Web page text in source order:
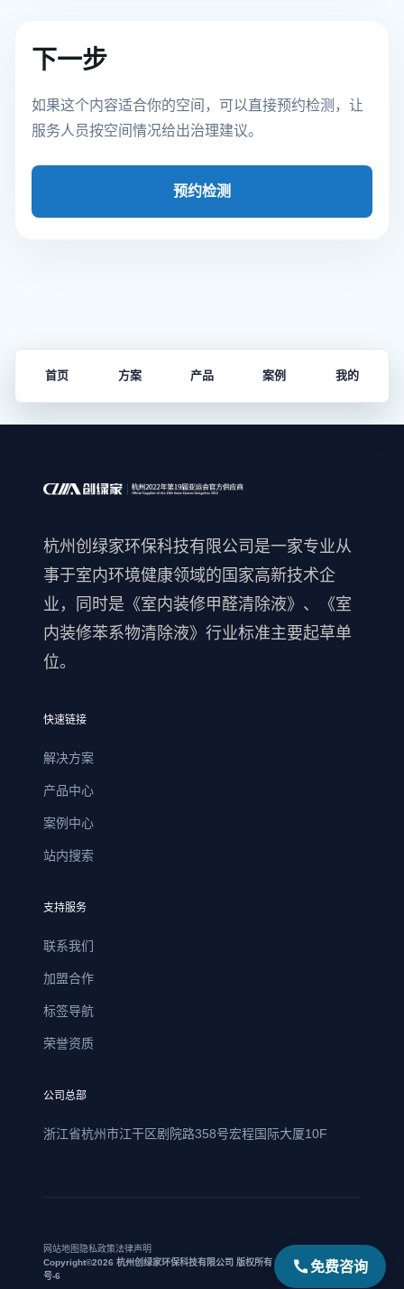
下一步
如果这个内容适合你的空间，可以直接预约检测，让
服务人员按空间情况给出治理建议。
预约检测
首页 方案 产品 案例 我的
杭州创绿家环保科技有限公司是一家专业从
事于室内环境健康领域的国家高新技术企
业，同时是《室内装修甲醛清除液》、《室
内装修苯系物清除液》行业标准主要起草单
位。
快速链接
解决方案
产品中心
案例中心
站内搜索
支持服务
联系我们
加盟合作
标签导航
荣誉资质
公司总部
浙江省杭州市江干区剧院路358号宏程国际大厦10F
网站地图 隐私政策法律声明
Copyright©2026 杭州创绿家环保科技有限公司 版权所有 | 浙ICP备17021469
号-6
免费咨询